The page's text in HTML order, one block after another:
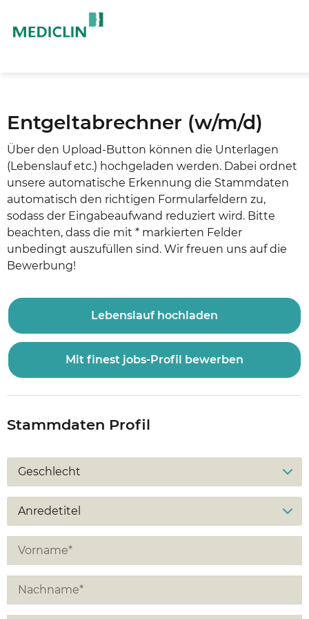
Entgeltabrechner (w/m/d)
Über den Upload-Button können die Unterlagen
(Lebenslauf etc.) hochgeladen werden. Dabei ordnet
unsere automatische Erkennung die Stammdaten
automatisch den richtigen Formularfeldern zu,
sodass der Eingabeaufwand reduziert wird. Bitte
beachten, dass die mit * markierten Felder
unbedingt auszufüllen sind. Wir freuen uns auf die
Bewerbung!
Lebenslauf hochladen
Mit finest jobs-Profil bewerben
Stammdaten Profil
Geschlecht
Anredetitel